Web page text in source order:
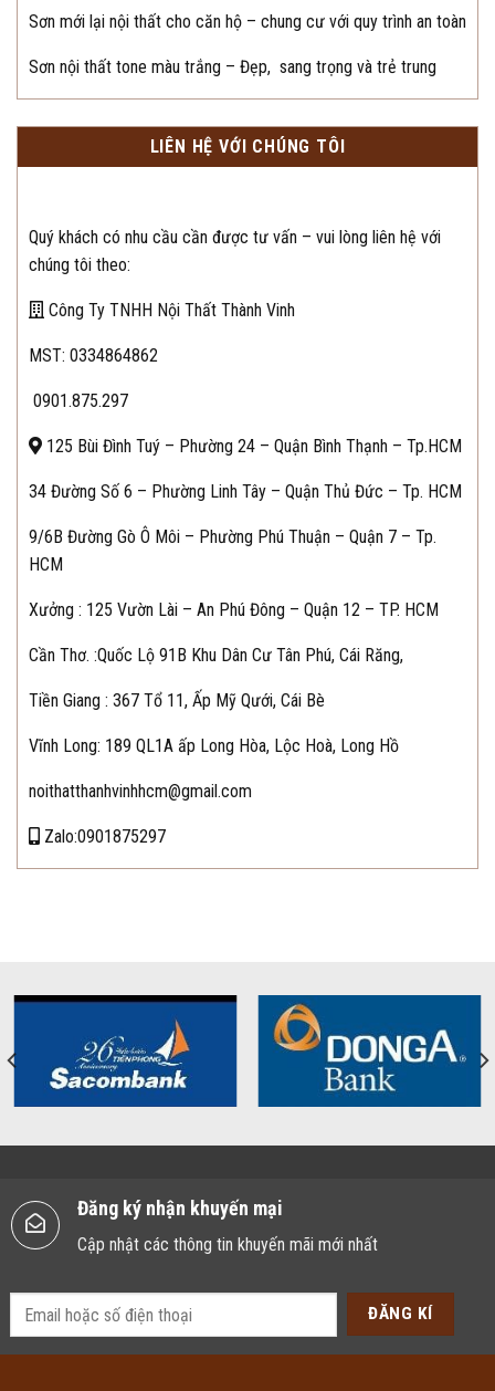
Sơn mới lại nội thất cho căn hộ – chung cư với quy trình an toàn
Sơn nội thất tone màu trắng – Đẹp, sang trọng và trẻ trung
LIÊN HỆ VỚI CHÚNG TÔI
Quý khách có nhu cầu cần được tư vấn – vui lòng liên hệ với
chúng tôi theo:
Công Ty TNHH Nội Thất Thành Vinh
MST: 0334864862
0901.875.297
125 Bùi Đình Tuý – Phường 24 – Quận Bình Thạnh – Tp.HCM
34 Đường Số 6 – Phường Linh Tây – Quận Thủ Đức – Tp. HCM
9/6B Đường Gò Ô Môi – Phường Phú Thuận – Quận 7 – Tp.
HCM
Xưởng : 125 Vườn Lài – An Phú Đông – Quận 12 – TP. HCM
Cần Thơ. :Quốc Lộ 91B Khu Dân Cư Tân Phú, Cái Răng,
Tiền Giang : 367 Tổ 11, Ấp Mỹ Qưới, Cái Bè
Vĩnh Long: 189 QL1A ấp Long Hòa, Lộc Hoà, Long Hồ
noithatthanhvinhhcm@gmail.com
Zalo:0901875297
Đăng ký nhận khuyến mại
Cập nhật các thông tin khuyến mãi mới nhất